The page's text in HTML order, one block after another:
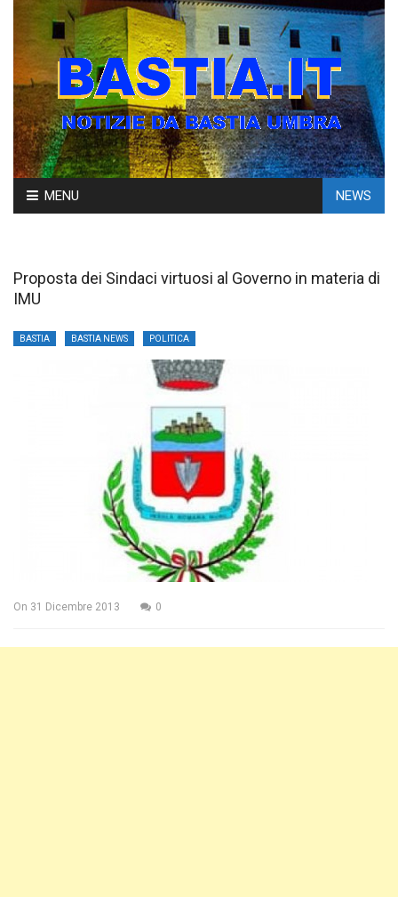
Skip
to
MENU NEWS
Proposta dei Sindaci virtuosi al Governo in materia di
IMU
BASTIA BASTIA NEWS POLITICA
On 31 Dicembre 2013 0